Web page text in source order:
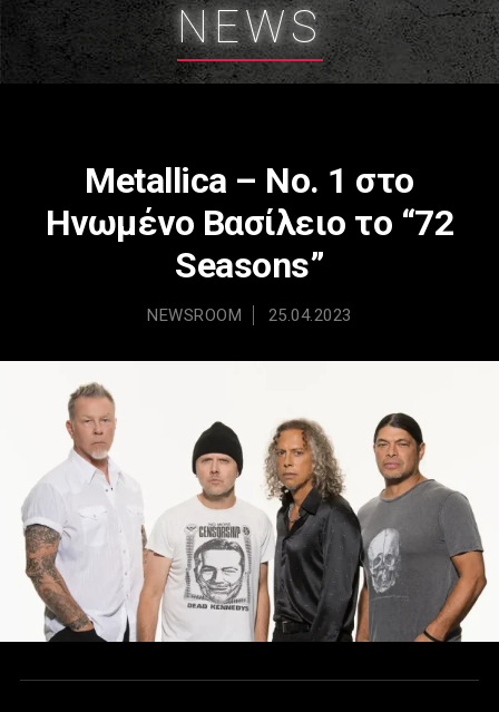
NEWS
Μetallica – Νο. 1 στο
Ηνωμένο Βασίλειο το “72
Seasons”
NEWSROOM 25.04.2023